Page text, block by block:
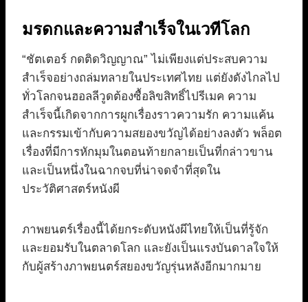
มรดกและความสำเร็จในเวทีโลก
“ชัตเตอร์ กดติดวิญญาณ” ไม่เพียงแต่ประสบความ
สำเร็จอย่างถล่มทลายในประเทศไทย แต่ยังดังไกลไป
ทั่วโลกจนฮอลลีวูดต้องซื้อลิขสิทธิ์ไปรีเมค ความ
สำเร็จนี้เกิดจากการผูกเรื่องราวความรัก ความแค้น
และกรรมเข้ากับความสยองขวัญได้อย่างลงตัว พล็อต
เรื่องที่มีการหักมุมในตอนท้ายกลายเป็นที่กล่าวขาน
และเป็นหนึ่งในฉากจบที่น่าจดจำที่สุดใน
ประวัติศาสตร์หนังผี
ภาพยนตร์เรื่องนี้ได้ยกระดับหนังผีไทยให้เป็นที่รู้จัก
และยอมรับในตลาดโลก และยังเป็นแรงบันดาลใจให้
กับผู้สร้างภาพยนตร์สยองขวัญรุ่นหลังอีกมากมาย